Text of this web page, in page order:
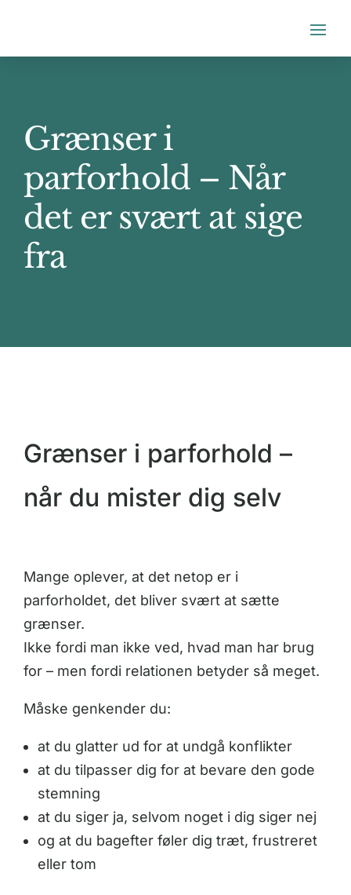
Grænser i
parforhold – Når
det er svært at sige
fra
Grænser i parforhold –
når du mister dig selv
Mange oplever, at det netop er i
parforholdet, det bliver svært at sætte
grænser.
Ikke fordi man ikke ved, hvad man har brug
for – men fordi relationen betyder så meget.
Måske genkender du:
at du glatter ud for at undgå konflikter
at du tilpasser dig for at bevare den gode
stemning
at du siger ja, selvom noget i dig siger nej
og at du bagefter føler dig træt, frustreret
eller tom